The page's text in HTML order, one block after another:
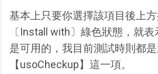
基本上只要你選擇該項目後上
〔Install with〕綠色狀態，就
是可用的，我目前測試時則都
【usoCheckup】這一項。